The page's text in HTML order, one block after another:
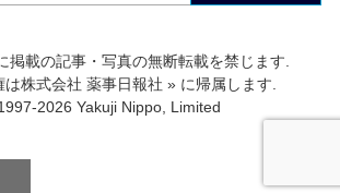
掲載の記事・写真の無断転載を禁じます.
は株式会社 薬事日報社 » に帰属します.
2026 Yakuji Nippo, Limited